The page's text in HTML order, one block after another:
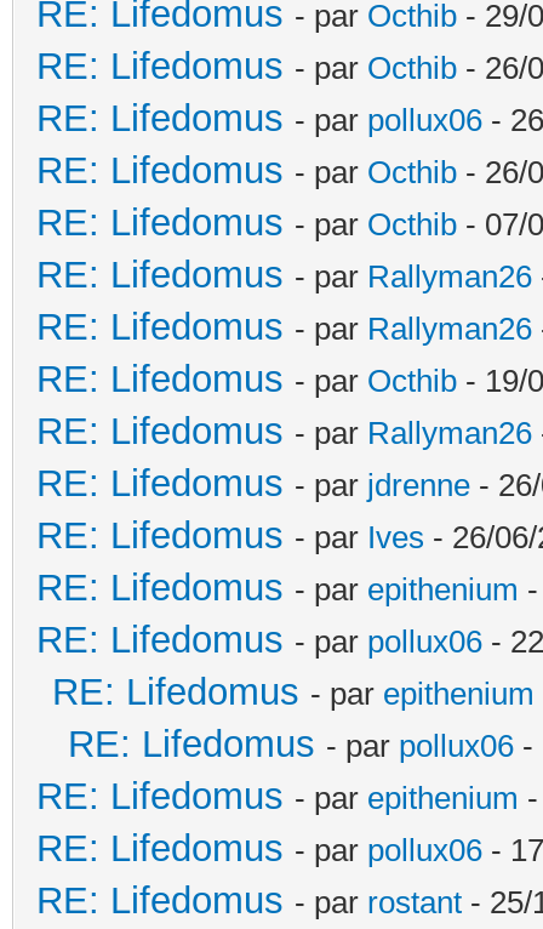
RE: Lifedomus - par Octhib - 29/
RE: Lifedomus - par Octhib - 26/
RE: Lifedomus - par pollux06 -
RE: Lifedomus - par Octhib - 26/
RE: Lifedomus - par Octhib - 07/
RE: Lifedomus - par Rallyman26
RE: Lifedomus - par Rallyman26
RE: Lifedomus - par Octhib - 19/
RE: Lifedomus - par Rallyman26
RE: Lifedomus - par jdrenne -
RE: Lifedomus - par Ives - 26/
RE: Lifedomus - par epithenium
RE: Lifedomus - par pollux06 -
RE: Lifedomus - par epithenium
RE: Lifedomus - par pollux06 -
RE: Lifedomus - par epithenium
RE: Lifedomus - par pollux06 -
RE: Lifedomus - par rostant - 25/